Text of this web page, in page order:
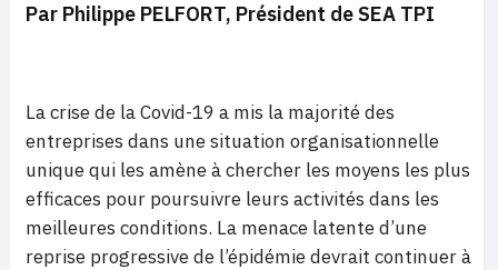
Par Philippe PELFORT, Président de SEA TPI
La crise de la Covid-19 a mis la majorité des
entreprises dans une situation organisationnelle
unique qui les amène à chercher les moyens les plus
efficaces pour poursuivre leurs activités dans les
meilleures conditions. La menace latente d’une
reprise progressive de l’épidémie devrait continuer à